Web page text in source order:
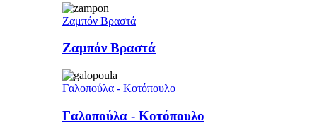
Ζαμπόν Βραστά
Ζαμπόν Βραστά
Γαλοπούλα - Κοτόπουλο
Γαλοπούλα - Κοτόπουλο